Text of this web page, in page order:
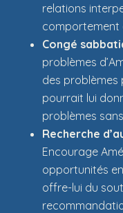
relations
comportement
Congé
problèmes
des problèmes
pourrait lui
problèmes
Recherche
Encourage
opportunités
offre-lui du